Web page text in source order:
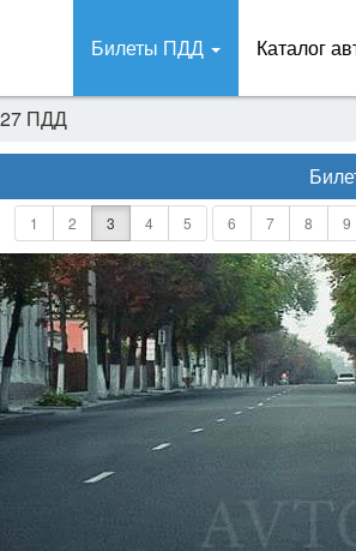
Билеты ПДД Каталог
ПДД
1 2 3 4 5 6 7 8 9